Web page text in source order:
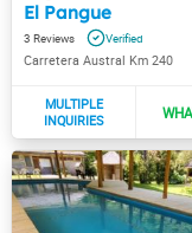
El Pangue
3
Carretera Austral Km 240